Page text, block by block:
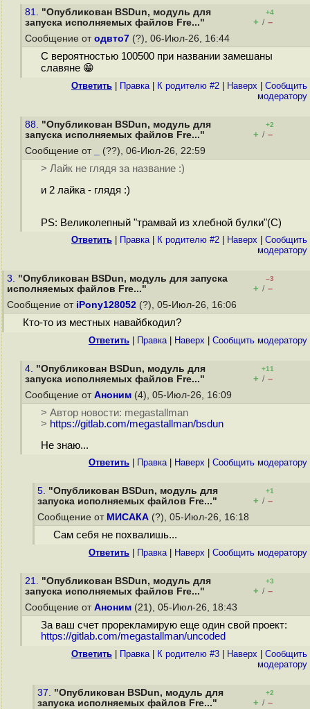
81. "Опубликован BSDun, модуль для
запуска исполняемых файлов Fre..."
+4
+ / –
Сообщение от одвто7 (?), 06-Июл-26, 16:44
С вероятностью 100500 при названии замешаны
славяне 😁
Ответить Правка| К родителю #2 Наверх
Cообщить
модератору
88. "Опубликован BSDun, модуль для
запуска исполняемых файлов Fre..."
+2
+ / –
Сообщение от
(??), 06-Июл-26, 22:59
> Лайк не глядя за название :)
и 2 лайка - глядя :)
PS: Великолепный "трамвай из хлебной булки"(С)
Ответить Правка| К родителю #2 Наверх
Cообщить
модератору
3. "Опубликован BSDun, модуль для запуска
исполняемых файлов Fre..."
–3
+ / –
Сообщение от iPony128052 (?), 05-Июл-26, 16:06
Кто-то из местных навайбкодил?
Ответить Правка| Наверх Cообщить модератору
4. "Опубликован BSDun, модуль для
запуска исполняемых файлов Fre..."
+11
+ / –
Сообщение от Аноним (4), 05-Июл-26, 16:09
> Автор новости: megastallman
> https://gitlab.com/megastallman/bsdun
Не знаю...
Ответить Правка| Наверх Cообщить модератору
5. "Опубликован BSDun, модуль для
запуска исполняемых файлов Fre..."
+1
+ / –
Сообщение от МИСАКА (?), 05-Июл-26, 16:18
Сам себя не похвалишь...
Ответить Правка| Наверх Cообщить модератору
21. "Опубликован BSDun, модуль для
запуска исполняемых файлов Fre..."
+3
+ / –
Сообщение от Аноним (21), 05-Июл-26, 18:43
За ваш счет прорекламирую еще один свой проект:
https://gitlab.com/megastallman/uncoded
Ответить Правка| К родителю #3 Наверх
Cообщить
модератору
37. "Опубликован BSDun, модуль для
запуска исполняемых файлов Fre..."
+2
+ / –